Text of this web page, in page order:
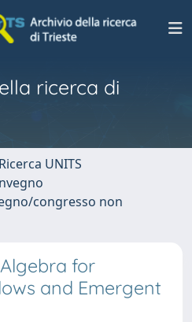
ricerca di
UNITS
congresso non
Algebra for
and Emergent